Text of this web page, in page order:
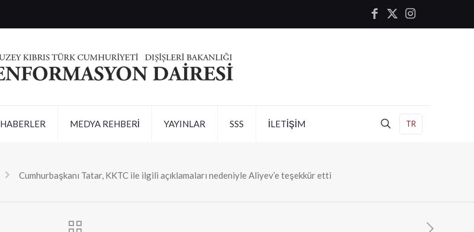
HABERLER MEDYA REHBERİ YAYINLAR SSS İLETİŞİM TR
Cumhurbaşkanı Tatar, KKTC ile ilgili açıklamaları nedeniyle Aliyev’e teşekkür etti